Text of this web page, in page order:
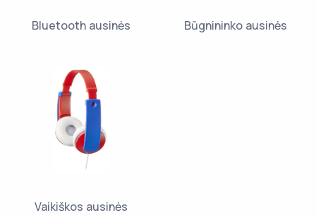
Bluetooth ausinės Būgnininko ausinės
Vaikiškos ausinės